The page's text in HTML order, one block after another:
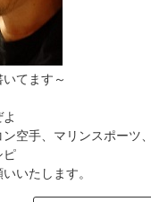
いてます～
空手、マリンスポーツ、
ピ
いたします。